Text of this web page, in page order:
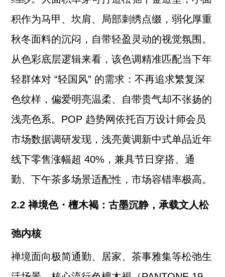
积作为马甲、坎肩、局部刺绣点缀，弱化厚重
秋冬面料的沉闷，自带轻盈灵动的视觉氛围。
从色彩底层逻辑来看，该色调精准匹配当下年
轻群体对 “轻国风” 的需求：不再追求繁复深
色纹样，偏爱明亮温柔、自带贵气却不张扬的
浅亮色系。POP 趋势网依托百万设计师会员
市场数据调研发现，浅亮黄调新中式单品近年
线下零售涨幅超 40%，兼具节日穿搭、通
勤、下午茶多场景适配性，市场容错率极高。
2.2 禅境色・檀木褐：古墨沉静，承载文人松
弛内核
禅境面向极简通勤、居家、茶事雅集等松弛生